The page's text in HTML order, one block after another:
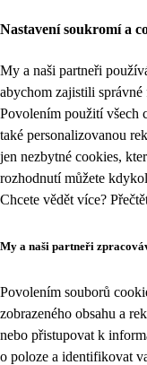
Nastavení soukromí a
My a naši partneři
abychom zajistili
Povolením použití všech
také personalizovanou
jen nezbytné cookies,
rozhodnutí můžete
Chcete vědět více?
My a naši partneři
Povolením souborů
zobrazeného obsahu a
nebo přistupovat k
o poloze a identifikovat